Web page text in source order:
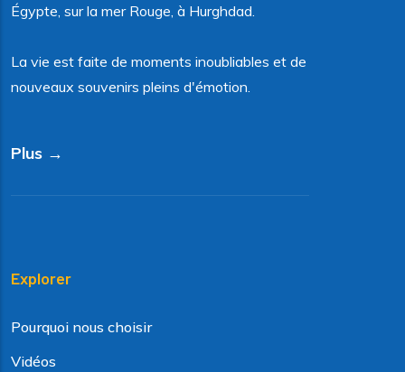
Égypte, sur la mer Rouge, à Hurghdad.
La vie est faite de moments inoubliables et de
nouveaux souvenirs pleins d'émotion.
Plus →
Explorer
Pourquoi nous choisir
Vidéos